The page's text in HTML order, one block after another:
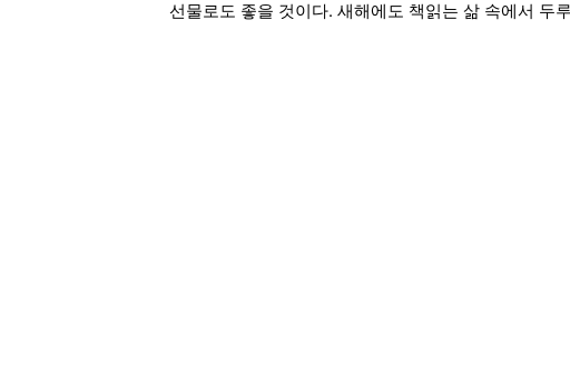
선물로도 좋을 것이다. 새해에도 책읽는 삶 속에서 두